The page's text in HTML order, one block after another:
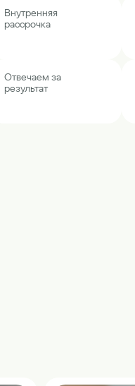
Внутренняя
рассрочка
Отвечаем за
результат